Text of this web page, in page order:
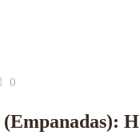
0
(Empanadas): Η